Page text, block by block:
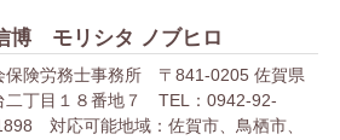
博 モリシタ ノブヒロ
保険労務士事務所 〒841-0205 佐賀県
二丁目１８番地７ TEL：0942-92-
対応可能地域：佐賀市、鳥栖市、